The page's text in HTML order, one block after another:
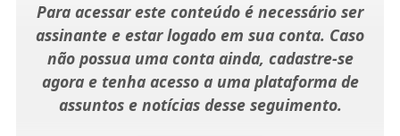
Para acessar este conteúdo é necessário ser
assinante e estar logado em sua conta. Caso
não possua uma conta ainda, cadastre-se
agora e tenha acesso a uma plataforma de
assuntos e notícias desse seguimento.